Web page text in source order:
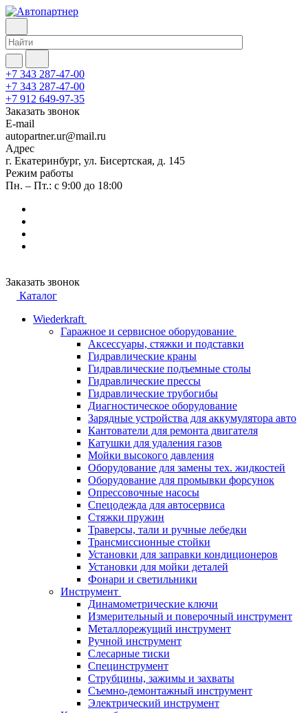
+7 343 287-47-00
+7 343 287-47-00
+7 912 649-97-35
Заказать звонок
E-mail
autopartner.ur@mail.ru
Адрес
г. Екатеринбург, ул. Бисертская, д. 145
Режим работы
Пн. – Пт.: с 9:00 до 18:00
Заказать звонок
Каталог
Wiederkraft
Гаражное и сервисное оборудование
Аксессуары, стяжки и подставки
Гидравлические краны
Гидравлические подъемные столы
Гидравлические прессы
Гидравлические трубогибы
Диагностическое оборудование
Зарядные устройства для аккумулятора авто
Кантователи для ремонта двигателя
Катушки для удаления газов
Мойки высокого давления
Оборудование для замены тех. жидкостей
Оборудование для промывки форсунок
Опрессовочные насосы
Спецодежда для автосервиса
Стяжки пружин
Траверсы, тали и ручные лебедки
Трансмиссионные стойки
Установки для заправки кондиционеров
Установки для мойки деталей
Фонари и светильники
Инструмент
Динамометрические ключи
Измерительный и поверочный инструмент
Металлорежущий инструмент
Ручной инструмент
Слесарные тиски
Специнструмент
Струбцины, зажимы и захваты
Съемно-демонтажный инструмент
Электрический инструмент